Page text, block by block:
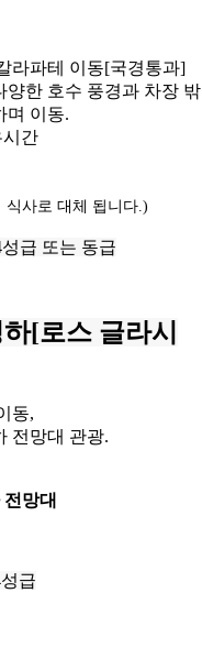
라파테 이동[국경통과]
양한 호수 풍경과 차장 밖
며 이동.
시간
식사로 대체 됩니다.)
급 또는 동급
[로스 글라시
동,
전망대 관광.
망대
급